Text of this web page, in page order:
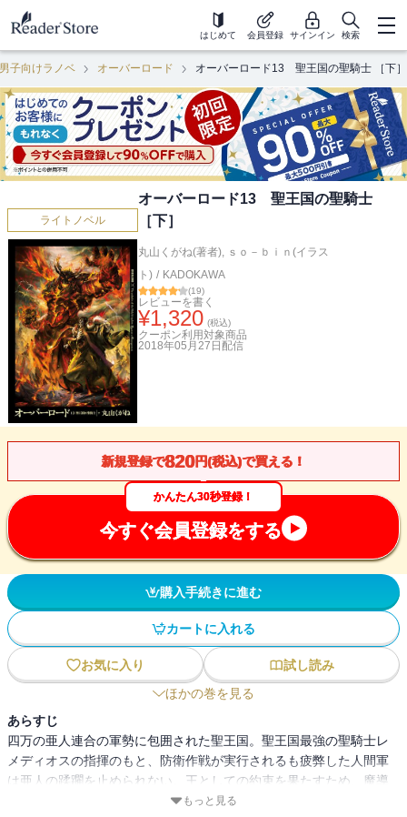
はじめて 会員登録 サインイン 検索
男子向けラノベ オーバーロード オーバーロード13 聖王国の聖騎士 ［下］
ライトノベル
オーバーロード13 聖王国の聖騎士
［下］
丸山くがね(著者), ｓｏ－ｂｉｎ(イラス
ト) / KADOKAWA
(19)
レビューを書く
¥1,320 (税込)
クーポン利用対象商品
2018年05月27日 配信
新規登録で820円(税込)で買える！
かんたん30秒登録！
今すぐ会員登録をする
購入手続きに進む
カートに入れる
お気に入り
試し読み
ほかの巻を見る
あらすじ
四万の亜人連合の軍勢に包囲された聖王国。聖王国最強の聖騎士レ
メディオスの指揮のもと、防衛作戦が実行されるも疲弊した人間軍
は亜人の蹂躙を止められない。王としての約束を果たすため、魔導
王アインズは魔皇ヤルダバオトとその配下メイド悪魔にたった一人
もっと見る